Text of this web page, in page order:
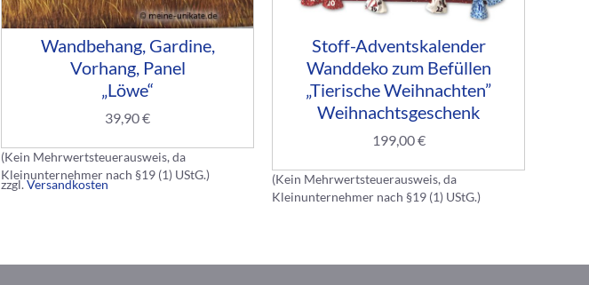
Wandbehang, Gardine,
Vorhang, Panel
„Löwe“
39,90€
(Kein Mehrwertsteuerausweis, da
Kleinunternehmer nach §19 (1) UStG.)
zzgl.Versandkosten
Stoff-Adventskalender
Wanddeko zum Befüllen
„Tierische Weihnachten”
Weihnachtsgeschenk
199,00€
(Kein Mehrwertsteuerausweis, da
Kleinunternehmer nach §19 (1) UStG.)